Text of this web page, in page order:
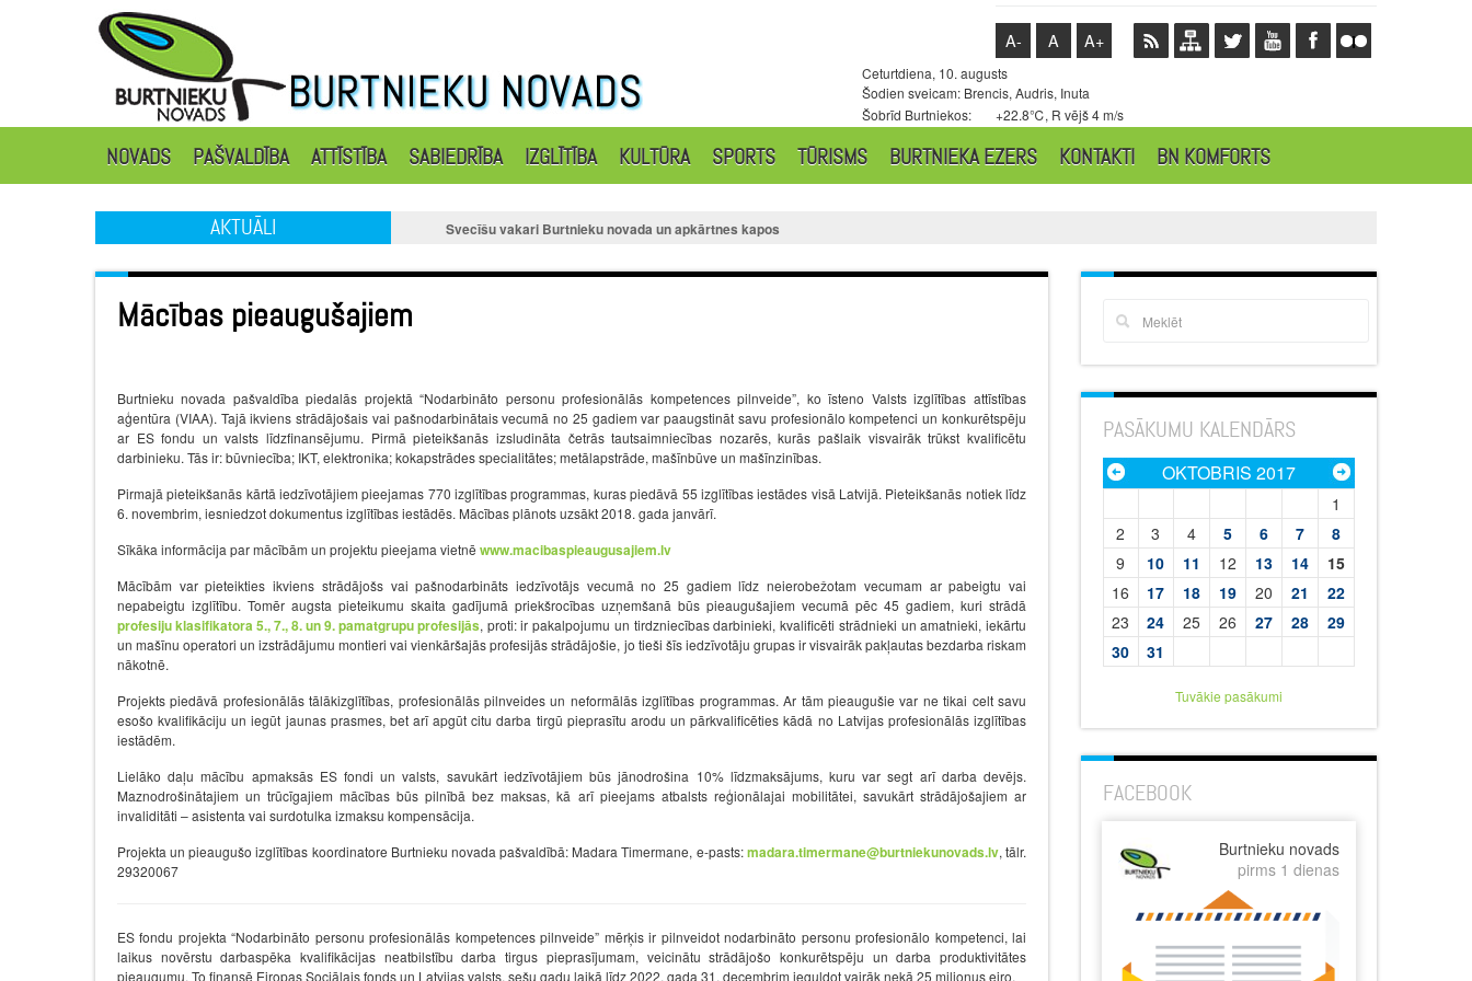
A- A A+
Ceturtdiena, 10. augusts
Šodien sveicam: Brencis, Audris, Inuta
Šobrīd Burtniekos:
+22.8℃, R vējš 4 m/s
NOVADS PAŠVALDĪBA ATTĪSTĪBA SABIEDRĪBA IZGLĪTĪBA KULTŪRA SPORTS TŪRISMS BURTNIEKA EZERS KONTAKTI BN KOMFORTS
AKTUĀLI Svecīšu vakari Burtnieku novada un apkārtnes kapos
Mācības pieaugušajiem
Burtnieku novada pašvaldība piedalās projektā “Nodarbināto personu profesionālās kompetences pilnveide”, ko īsteno Valsts izglītības attīstības
aģentūra (VIAA). Tajā ikviens strādājošais vai pašnodarbinātais vecumā no 25 gadiem var paaugstināt savu profesionālo kompetenci un konkurētspēju
ar ES fondu un valsts līdzfinansējumu. Pirmā pieteikšanās izsludināta četrās tautsaimniecības nozarēs, kurās pašlaik visvairāk trūkst kvalificētu
darbinieku. Tās ir: būvniecība; IKT, elektronika; kokapstrādes specialitātes; metālapstrāde, mašīnbūve un mašīnzinības.
Pirmajā pieteikšanās kārtā iedzīvotājiem pieejamas 770 izglītības programmas, kuras piedāvā 55 izglītības iestādes visā Latvijā. Pieteikšanās notiek līdz
6. novembrim, iesniedzot dokumentus izglītības iestādēs. Mācības plānots uzsākt 2018. gada janvārī.
Sīkāka informācija par mācībām un projektu pieejama vietnē www.macibaspieaugusajiem.lv
Mācībām var pieteikties ikviens strādājošs vai pašnodarbināts iedzīvotājs vecumā no 25 gadiem līdz neierobežotam vecumam ar pabeigtu vai
nepabeigtu izglītību. Tomēr augsta pieteikumu skaita gadījumā priekšrocības uzņemšanā būs pieaugušajiem vecumā pēc 45 gadiem, kuri strādā
profesiju klasifikatora 5., 7., 8. un 9. pamatgrupu profesijās, proti: ir pakalpojumu un tirdzniecības darbinieki, kvalificēti strādnieki un amatnieki, iekārtu
un mašīnu operatori un izstrādājumu montieri vai vienkāršajās profesijās strādājošie, jo tieši šīs iedzīvotāju grupas ir visvairāk pakļautas bezdarba riskam
nākotnē.
Projekts piedāvā profesionālās tālākizglītības, profesionālās pilnveides un neformālās izglītības programmas. Ar tām pieaugušie var ne tikai celt savu
esošo kvalifikāciju un iegūt jaunas prasmes, bet arī apgūt citu darba tirgū pieprasītu arodu un pārkvalificēties kādā no Latvijas profesionālās izglītības
iestādēm.
Lielāko daļu mācību apmaksās ES fondi un valsts, savukārt iedzīvotājiem būs jānodrošina 10% līdzmaksājums, kuru var segt arī darba devējs.
Maznodrošinātajiem un trūcīgajiem mācības būs pilnībā bez maksas, kā arī pieejams atbalsts reģionālajai mobilitātei, savukārt strādājošajiem ar
invaliditāti – asistenta vai surdotulka izmaksu kompensācija.
Projekta un pieaugušo izglītības koordinatore Burtnieku novada pašvaldībā: Madara Timermane, e-pasts:madara.timermane@burtniekunovads.lv, tālr.
29320067
ES fondu projekta “Nodarbināto personu profesionālās kompetences pilnveide” mērķis ir pilnveidot nodarbināto personu profesionālo kompetenci, lai
laikus novērstu darbaspēka kvalifikācijas neatbilstību darba tirgus pieprasījumam, veicinātu strādājošo konkurētspēju un darba produktivitātes
pieaugumu. To finansē Eiropas Sociālais fonds un Latvijas valsts, sešu gadu laikā līdz 2022. gada 31. decembrim ieguldot vairāk nekā 25 miljonus eiro.
PASĀKUMU KALENDĀRS
OKTOBRIS 2017
1
2
3 4 5 6 7
8
9
10 11 12 13 14
15
16
17 18 19 20 21
22
23
24 25 26 27 28
29
30
31
Tuvākie pasākumi
FACEBOOK
Burtnieku novads
pirms 1 dienas